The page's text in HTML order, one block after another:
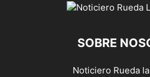
SOBRE
Noticiero Rueda